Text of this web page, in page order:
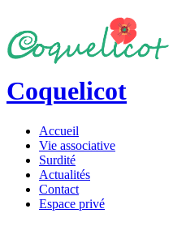
Coquelicot
Accueil
Vie associative
Surdité
Actualités
Contact
Espace privé